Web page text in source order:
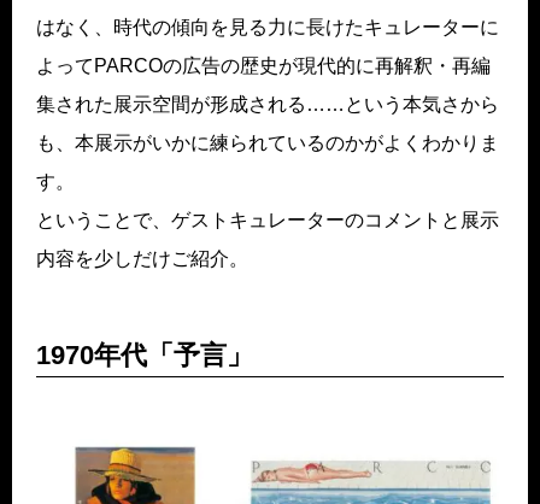
はなく、時代の傾向を見る力に長けたキュレーターに
よってPARCOの広告の歴史が現代的に再解釈・再編
集された展示空間が形成される……という本気さから
も、本展示がいかに練られているのかがよくわかりま
す。
ということで、ゲストキュレーターのコメントと展示
内容を少しだけご紹介。
1970年代「予言」